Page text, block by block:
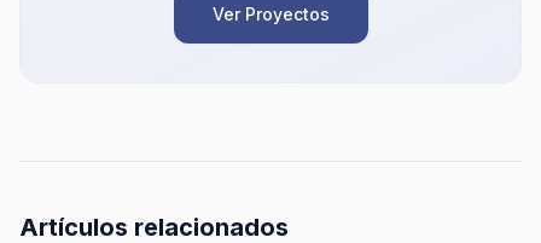
Ver Proyectos
Artículos relacionados